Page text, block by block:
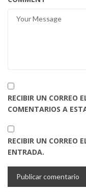
RECIBIR UN CORREO
COMENTARIOS A
RECIBIR UN CORREO
ENTRADA.